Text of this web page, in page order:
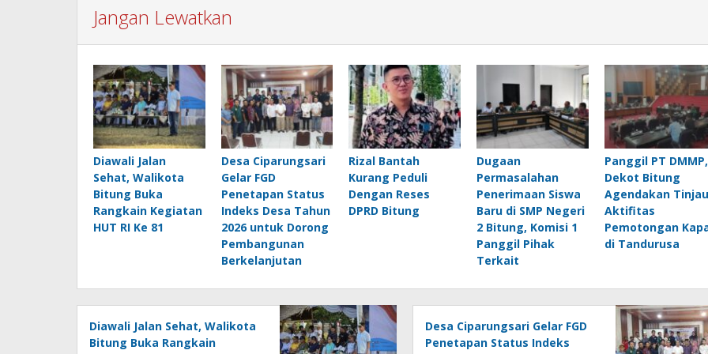
Jangan Lewatkan
Diawali Jalan
Sehat, Walikota
Bitung Buka
Rangkain Kegiatan
HUT RI Ke 81
Desa Ciparungsari
Gelar FGD
Penetapan Status
Indeks Desa Tahun
2026 untuk Dorong
Pembangunan
Berkelanjutan
Rizal Bantah
Kurang Peduli
Dengan Reses
DPRD Bitung
Dugaan
Permasalahan
Penerimaan Siswa
Baru di SMP Negeri
2 Bitung, Komisi 1
Panggil Pihak
Terkait
Panggil PT DMMP,
Dekot Bitung
Agendakan Tinjau
Aktifitas
Pemotongan
di Tandurusa
Diawali Jalan Sehat, Walikota
Bitung Buka Rangkain
Desa Ciparungsari Gelar FGD
Penetapan Status Indeks